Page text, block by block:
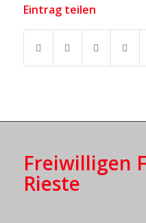
Eintrag teilen
Freiwilligen
Rieste